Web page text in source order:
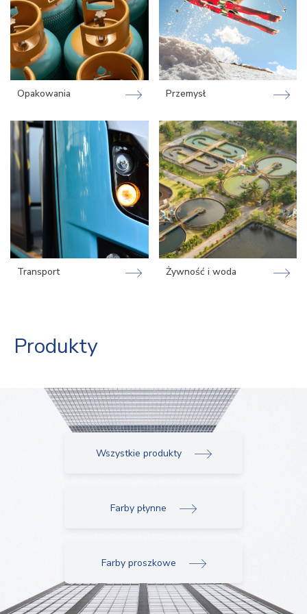
Opakowania Przemysł
Transport Żywność i woda
Produkty
Wszystkie produkty
Farby płynne
Farby proszkowe